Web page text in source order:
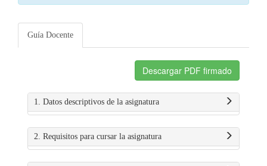
Guía Docente
Descargar PDF firmado
1. Datos descriptivos de la asignatura
2. Requisitos para cursar la asignatura